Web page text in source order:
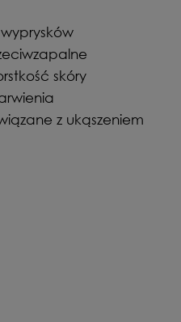
skóry
z ukąszeniem